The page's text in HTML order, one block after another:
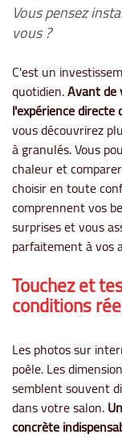
Vous pensez
vous ?
C'est un
quotidien.Avant de
l'expérience
vous découvrirez
à granulés. Vous
chaleur et
choisir en toute
comprennent vos
surprises et vous
parfaitement à vos
Touchez et
conditions
Les photos sur
poêle. Les
semblent souvent
dans votre salon.
concrète